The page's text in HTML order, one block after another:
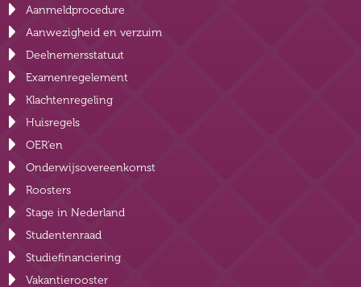
Aanmeldprocedure
Aanwezigheid en verzuim
Deelnemersstatuut
Examenregelement
Klachtenregeling
Huisregels
OER’en
Onderwijsovereenkomst
Roosters
Stage in Nederland
Studentenraad
Studiefinanciering
Vakantierooster